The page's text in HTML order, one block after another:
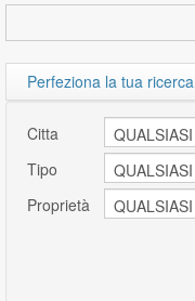
Perfeziona la tua ricerca
Citta
Tipo
Proprietà